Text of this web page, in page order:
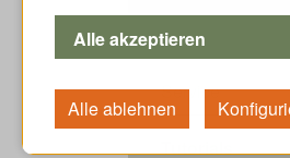
Service
Tutorials